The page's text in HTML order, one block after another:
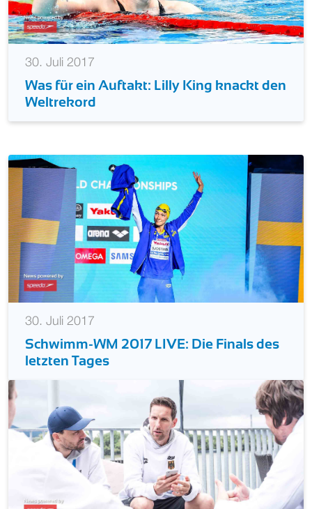
30. Juli 2017
Was für ein Auftakt: Lilly King knackt den
Weltrekord
30. Juli 2017
Schwimm-WM 2017 LIVE: Die Finals des
letzten Tages